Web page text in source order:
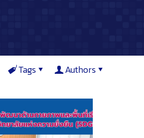
Tags Authors